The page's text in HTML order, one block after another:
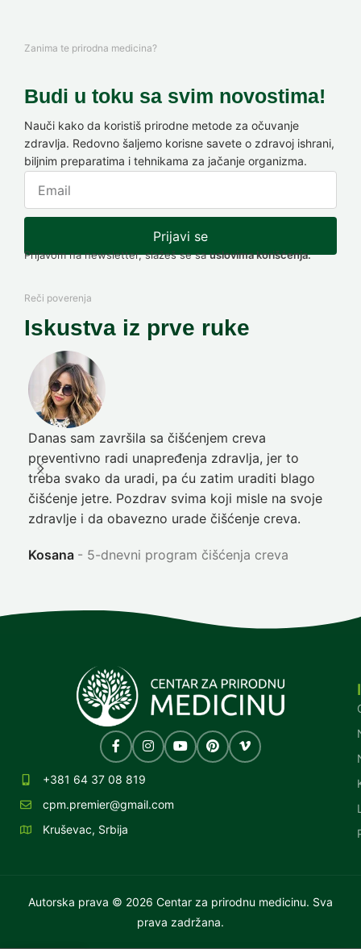
Zanima te prirodna medicina?
Budi u toku sa svim novostima!
Nauči kako da koristiš prirodne metode za očuvanje
zdravlja. Redovno šaljemo korisne savete o zdravoj ishrani,
biljnim preparatima i tehnikama za jačanje organizma.
Prijavi se
Prijavom na newsletter, slažeš se sauslovima korišćenja.
Reči poverenja
Iskustva iz prve ruke
Danas sam završila sa čišćenjem creva
preventivno radi unapređenja zdravlja, jer to
treba svako da uradi, pa ću zatim uraditi blago
čišćenje jetre. Pozdrav svima koji misle na svoje
zdravlje i da obavezno urade čišćenje creva.
Kosana 5-dnevni program čišćenja creva
+381 64 37 08 819
cpm.premier@gmail.com
Kruševac, Srbija
Autorska prava © 2026 Centar za prirodnu medicinu. Sva
prava zadržana.